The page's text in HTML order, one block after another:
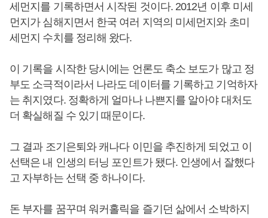
세먼지를 기록하면서 시작된 것이다. 2012년 이후 미세
먼지가 심해지면서 한국 여러 지역의 미세먼지와 초미
세먼지 수치를 정리해 왔다.
이 기록을 시작한 당시에는 언론도 축소 보도가 많고 정
부도 소극적이라서 나라도 데이터를 기록하고 기억하자
는 취지였다. 정확하게 얼마나 나쁜지를 알아야 대처도
더 확실해질 수 있기 때문이다.
그 결과 조기은퇴와 캐나다 이민을 추진하게 되었고 이
선택은 내 인생의 터닝 포인트가 됐다. 인생에서 잘했다
고 자부하는 선택 중 하나이다.
돈 부자를 꿈꾸며 워커홀릭을 즐기던 삶에서 소박하지